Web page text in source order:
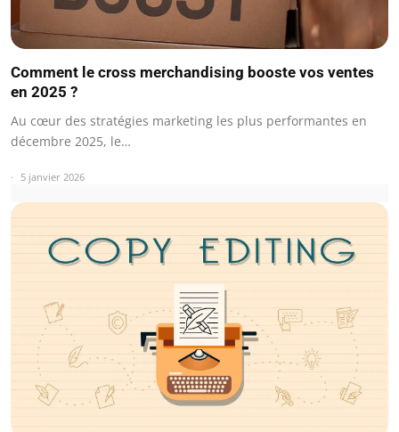
Comment le cross merchandising booste vos ventes
en 2025 ?
Au cœur des stratégies marketing les plus performantes en
décembre 2025, le…
5 janvier 2026